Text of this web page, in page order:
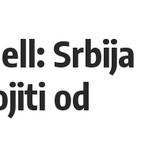
Srbija
od